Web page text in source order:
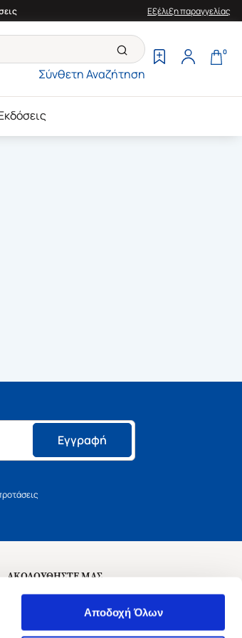
Αποδοχή Όλων
Εξέλιξη παραγγελίας
Σύνθετη Αναζήτηση
0
Εγγραφή
ΑΚΟΛΟΥΘΗΣΤΕ ΜΑΣ